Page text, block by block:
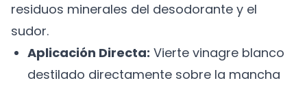
residuos minerales del desodorante y el
sudor.
Aplicación Directa: Vierte vinagre blanco
destilado directamente sobre la mancha